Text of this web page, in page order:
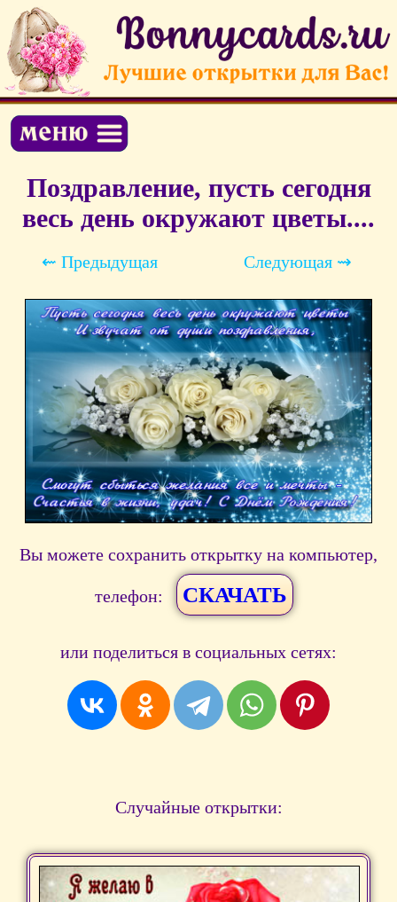
Поздравление, пусть сегодня
весь день окружают цветы....
⇜ Предыдущая Следующая ⇝
Вы можете сохранить открытку на компьютер,
телефон: СКАЧАТЬ
или поделиться в социальных сетях:
Случайные открытки: